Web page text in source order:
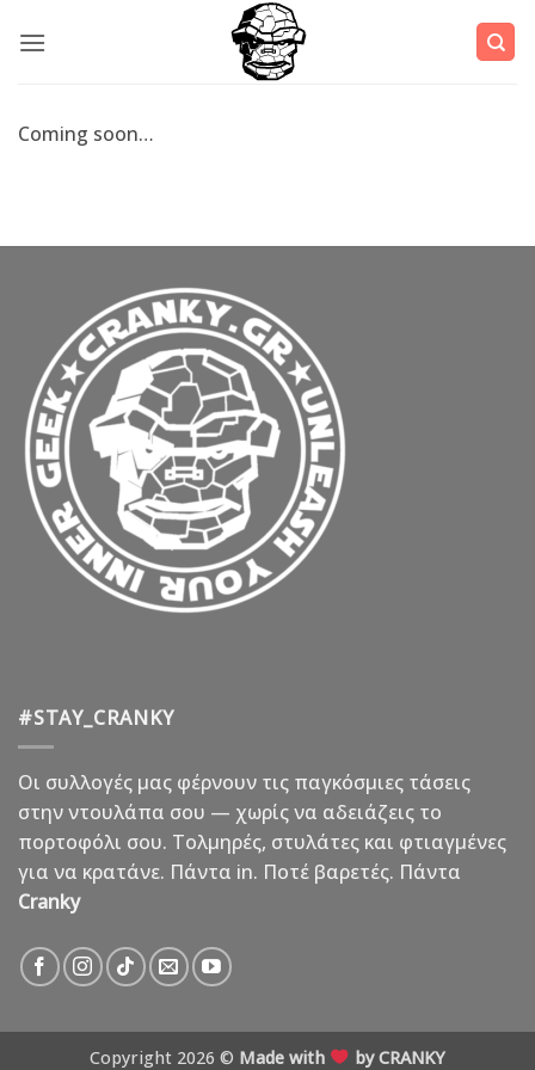
στο
Coming soon…
#STAY_CRANKY
Οι συλλογές μας φέρνουν τις παγκόσμιες τάσεις
στην ντουλάπα σου — χωρίς να αδειάζεις το
πορτοφόλι σου. Τολμηρές, στυλάτες και φτιαγμένες
για να κρατάνε. Πάντα in. Ποτέ βαρετές. Πάντα
Cranky
Copyright 2026 © Made with by CRANKY